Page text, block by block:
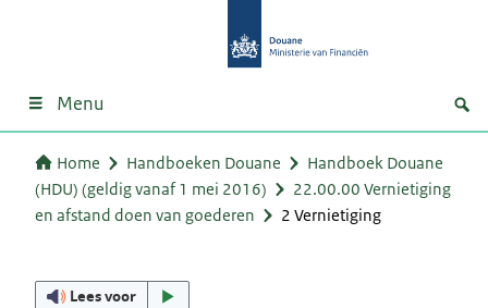
Menu
Home Handboeken Douane
Handboek Douane
(HDU) (geldig vanaf 1 mei 2016)
22.00.00 Vernietiging
en afstand doen van goederen
2 Vernietiging
Lees voor